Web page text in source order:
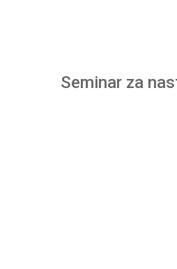
Seminar za